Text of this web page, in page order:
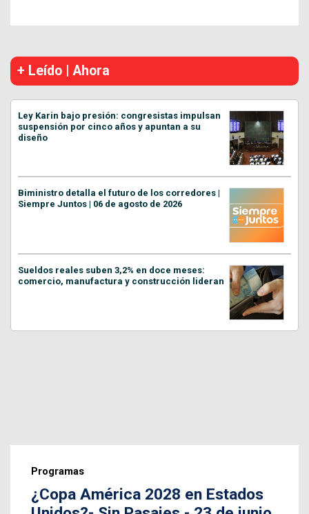
+ Leído | Ahora
Ley Karin bajo presión: congresistas impulsan
suspensión por cinco años y apuntan a su
diseño
Biministro detalla el futuro de los corredores |
Siempre Juntos | 06 de agosto de 2026
Sueldos reales suben 3,2% en doce meses:
comercio, manufactura y construcción lideran
Programas
¿Copa América 2028 en Estados